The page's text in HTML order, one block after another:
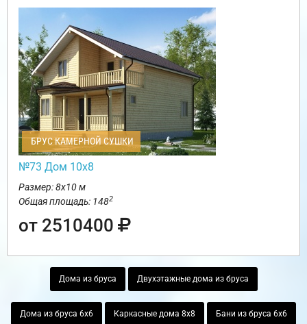
БРУС КАМЕРНОЙ СУШКИ
№73 Дом 10х8
Размер: 8х10 м
Общая площадь: 1482
от 2510400
Дома из бруса Двухэтажные дома из бруса
Дома из бруса 6х6 Каркасные дома 8х8 Бани из бруса 6х6